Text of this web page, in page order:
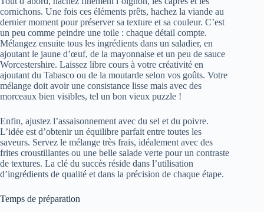
cornichons. Une fois ces éléments prêts, hachez la viande au
dernier moment pour préserver sa texture et sa couleur. C’est
un peu comme peindre une toile : chaque détail compte.
Mélangez ensuite tous les ingrédients dans un saladier, en
ajoutant le jaune d’œuf, de la mayonnaise et un peu de sauce
Worcestershire. Laissez libre cours à votre créativité en
ajoutant du Tabasco ou de la moutarde selon vos goûts. Votre
mélange doit avoir une consistance lisse mais avec des
morceaux bien visibles, tel un bon vieux puzzle !
Enfin, ajustez l’assaisonnement avec du sel et du poivre.
L’idée est d’obtenir un équilibre parfait entre toutes les
saveurs. Servez le mélange très frais, idéalement avec des
frites croustillantes ou une belle salade verte pour un contraste
de textures. La clé du succès réside dans l’utilisation
d’ingrédients de qualité et dans la précision de chaque étape.
Temps de préparation